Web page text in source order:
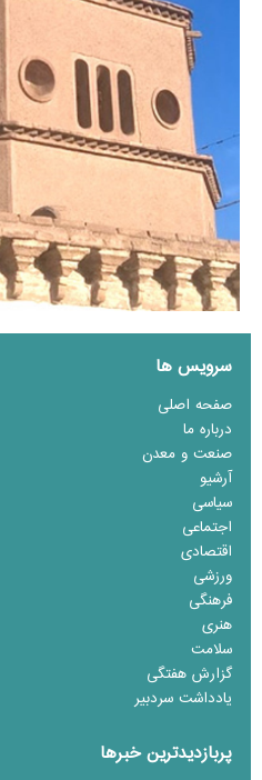
سرویس ها
صفحه اصلی
درباره ما
صنعت و معدن
آرشیو
سیاسی
اجتماعی
اقتصادی
ورزشی
فرهنگی
هنری
سلامت
گزارش هفتگی
یادداشت سردبیر
پربازدیدترین خبرها